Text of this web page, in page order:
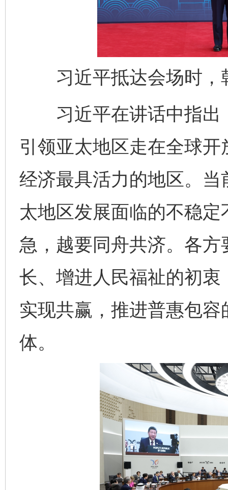
习近平抵达会场时，
习近平在讲话中指出
引领亚太地区走在全球
经济最具活力的地区。
太地区发展面临的不稳
急，越要同舟共济。各
长、增进人民福祉的初
实现共赢，推进普惠包
体。